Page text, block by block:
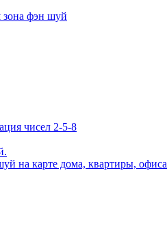
зона фэн шуй
чисел 2-5-8
на карте дома, квартиры, офиса